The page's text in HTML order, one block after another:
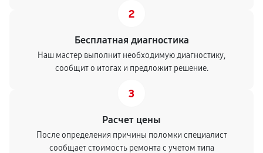
2
Бесплатная диагностика
Наш мастер выполнит необходимую диагностику,
сообщит о итогах и предложит решение.
3
Расчет цены
После определения причины поломки специалист
сообщает стоимость ремонта с учетом типа